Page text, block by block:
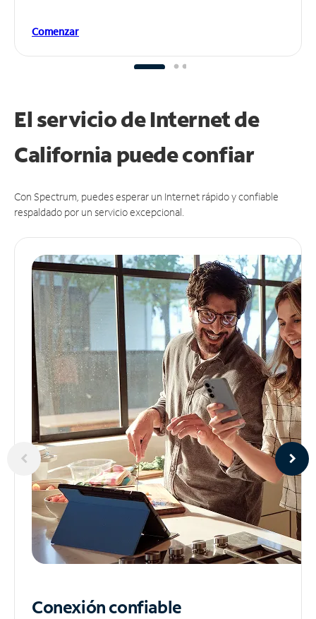
Comenzar
El servicio de Internet de
California puedeconfiar
Con Spectrum, puedes esperar un Internet rápido y confiable
respaldado por un servicio excepcional.
Conexión confiable